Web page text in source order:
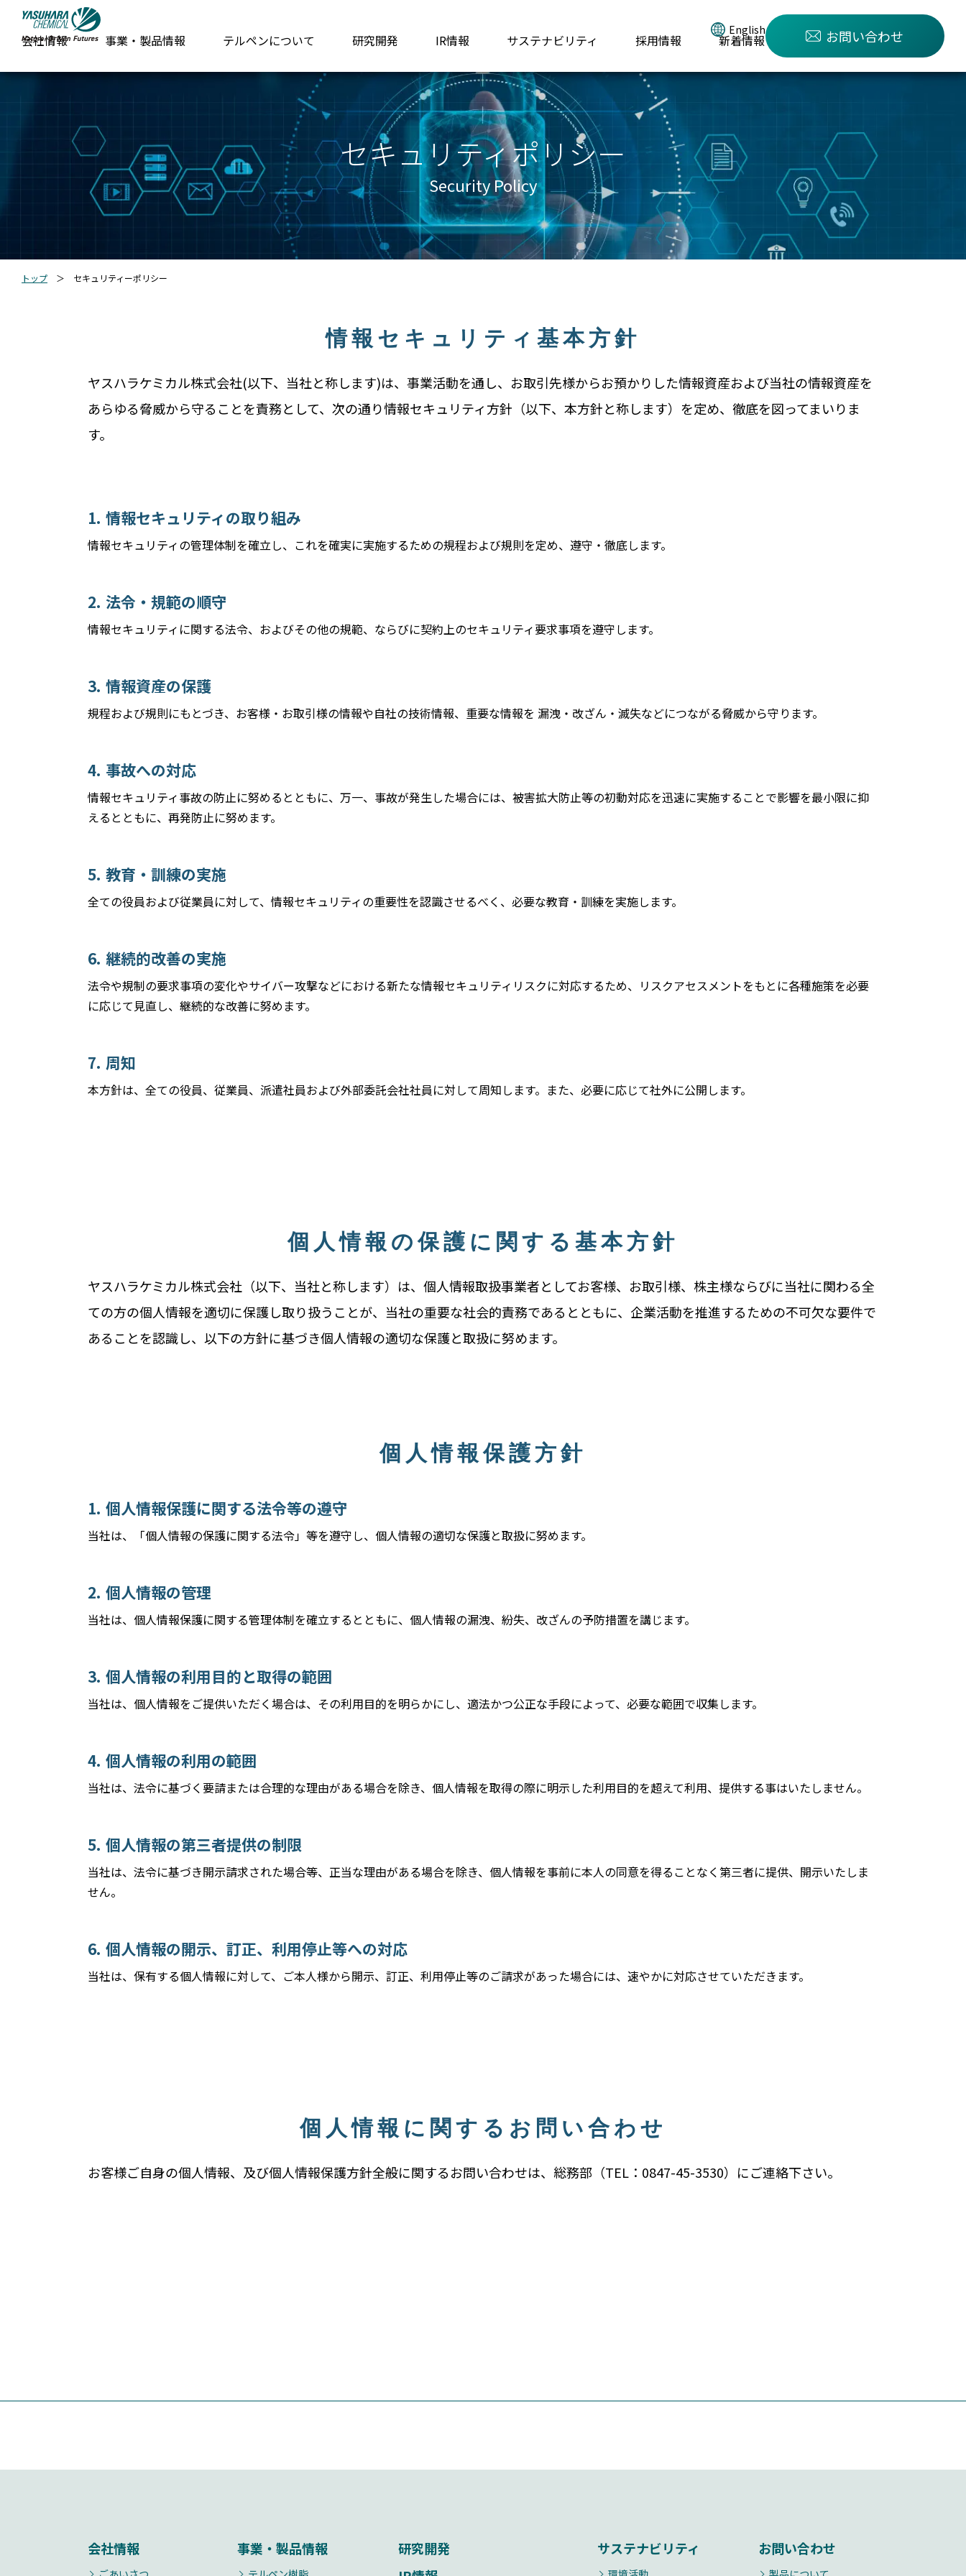
会社情報 事業・製品情報 テルペンについて 研究開発 IR情報 サステナビリティ 採用情報 新着情報
English お問い合わせ
セキュリティポリシー
Security Policy
トップ ＞ セキュリティーポリシー
情報セキュリティ基本方針
ヤスハラケミカル株式会社(以下、当社と称します)は、事業活動を通し、お取引先様からお預かりした情報資産および当社の情報資産を
あらゆる脅威から守ることを責務として、次の通り情報セキュリティ方針（以下、本方針と称します）を定め、徹底を図ってまいりま
す。
情報セキュリティの取り組み
情報セキュリティの管理体制を確立し、これを確実に実施するための規程および規則を定め、遵守・徹底します。
法令・規範の順守
情報セキュリティに関する法令、およびその他の規範、ならびに契約上のセキュリティ要求事項を遵守します。
情報資産の保護
規程および規則にもとづき、お客様・お取引様の情報や自社の技術情報、重要な情報を 漏洩・改ざん・滅失などにつながる脅威から守ります。
事故への対応
情報セキュリティ事故の防止に努めるとともに、万一、事故が発生した場合には、被害拡大防止等の初動対応を迅速に実施することで影響を最小限に抑
えるとともに、再発防止に努めます。
教育・訓練の実施
全ての役員および従業員に対して、情報セキュリティの重要性を認識させるべく、必要な教育・訓練を実施します。
継続的改善の実施
法令や規制の要求事項の変化やサイバー攻撃などにおける新たな情報セキュリティリスクに対応するため、リスクアセスメントをもとに各種施策を必要
に応じて見直し、継続的な改善に努めます。
周知
本方針は、全ての役員、従業員、派遣社員および外部委託会社社員に対して周知します。また、必要に応じて社外に公開します。
個人情報の保護に関する基本方針
ヤスハラケミカル株式会社（以下、当社と称します）は、個人情報取扱事業者としてお客様、お取引様、株主様ならびに当社に関わる全
ての方の個人情報を適切に保護し取り扱うことが、当社の重要な社会的責務であるとともに、企業活動を推進するための不可欠な要件で
あることを認識し、以下の方針に基づき個人情報の適切な保護と取扱に努めます。
個人情報保護方針
個人情報保護に関する法令等の遵守
当社は、「個人情報の保護に関する法令」等を遵守し、個人情報の適切な保護と取扱に努めます。
個人情報の管理
当社は、個人情報保護に関する管理体制を確立するとともに、個人情報の漏洩、紛失、改ざんの予防措置を講じます。
個人情報の利用目的と取得の範囲
当社は、個人情報をご提供いただく場合は、その利用目的を明らかにし、適法かつ公正な手段によって、必要な範囲で収集します。
個人情報の利用の範囲
当社は、法令に基づく要請または合理的な理由がある場合を除き、個人情報を取得の際に明示した利用目的を超えて利用、提供する事はいたしません。
個人情報の第三者提供の制限
当社は、法令に基づき開示請求された場合等、正当な理由がある場合を除き、個人情報を事前に本人の同意を得ることなく第三者に提供、開示いたしま
せん。
個人情報の開示、訂正、利用停止等への対応
当社は、保有する個人情報に対して、ご本人様から開示、訂正、利用停止等のご請求があった場合には、速やかに対応させていただきます。
個人情報に関するお問い合わせ
お客様ご自身の個人情報、及び個人情報保護方針全般に関するお問い合わせは、総務部（TEL：0847-45-3530）にご連絡下さい。
会社情報 事業・製品情報
研究開発
サステナビリティ お問い合わせ